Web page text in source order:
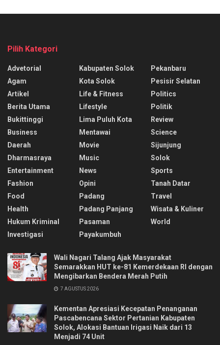
Pilih Kategori
Advetorial
Agam
Artikel
Berita Utama
Bukittinggi
Business
Daerah
Dharmasraya
Entertainment
Fashion
Food
Health
Hukum Kriminal
Investigasi
Kabupaten Solok
Kota Solok
Life & Fitness
Lifestyle
Lima Puluh Kota
Mentawai
Movie
Music
News
Opini
Padang
Padang Panjang
Pasaman
Payakumbuh
Pekanbaru
Pesisir Selatan
Politics
Politik
Review
Science
Sijunjung
Solok
Sports
Tanah Datar
Travel
Wisata & Kuliner
World
Wali Nagari Talang Ajak Masyarakat
Semarakkan HUT ke-81 Kemerdekaan RI dengan
Mengibarkan Bendera Merah Putih
7 AGUSTUS 2026
Kementan Apresiasi Kecepatan Penanganan
Pascabencana Sektor Pertanian Kabupaten
Solok, Alokasi Bantuan Irigasi Naik dari 13
Menjadi 74 Unit